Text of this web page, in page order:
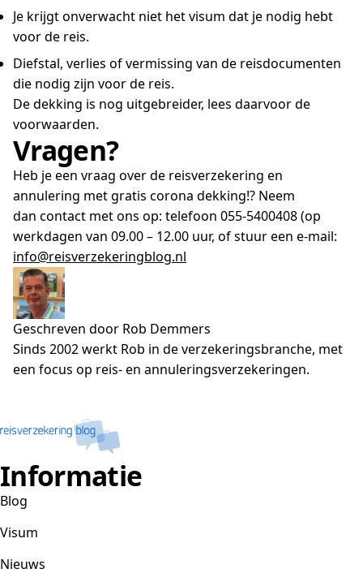
Je krijgt onverwacht niet het visum dat je nodig hebt
voor de reis.
Diefstal, verlies of vermissing van de reisdocumenten
die nodig zijn voor de reis.
De dekking is nog uitgebreider, lees daarvoor de
voorwaarden.
Vragen?
Heb je een vraag over de reisverzekering en
annulering met gratis corona dekking!? Neem
dan contact met ons op: telefoon 055-5400408 (op
werkdagen van 09.00 – 12.00 uur, of stuur een e-mail:
info@reisverzekeringblog.nl
Geschreven door Rob Demmers
Sinds 2002 werkt Rob in de verzekeringsbranche, met
een focus op reis- en annuleringsverzekeringen.
Informatie
Blog
Visum
Nieuws